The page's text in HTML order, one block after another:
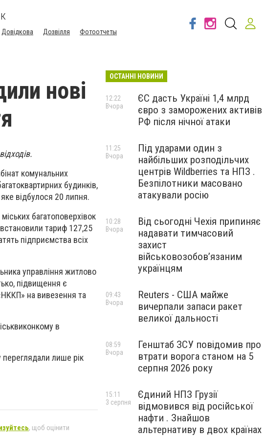
Довідкова Дозвілля Фотоотчеты
нові
комунальних
будинків,
відбулося 20 липня.
багатоповерхівок
тариф 127,25
підприємства всіх
управління житлово
підвищення є
на вивезення та
в
лише рік
, щоб оцінити
ОСТАННІ НОВИНИ
ЄС дасть Україні 1,4 млрд
євро з заморожених активів
РФ після нічної атаки
12:22
Вчора
Під ударами один з
найбільших розподільчих
центрів Wildberries та НПЗ .
Безпілотники масовано
атакували росію
11:25
Вчора
Від сьогодні Чехія припиняє
надавати тимчасовий
захист
військовозобов’язаним
українцям
10:28
Вчора
Reuters - США майже
вичерпали запаси ракет
великої дальності
09:43
Вчора
Генштаб ЗСУ повідомив про
втрати ворога станом на 5
серпня 2026 року
08:59
Вчора
Єдиний НПЗ Грузії
відмовився від російської
нафти . Знайшов
альтернативу в двох країнах
15:11
3 серпня